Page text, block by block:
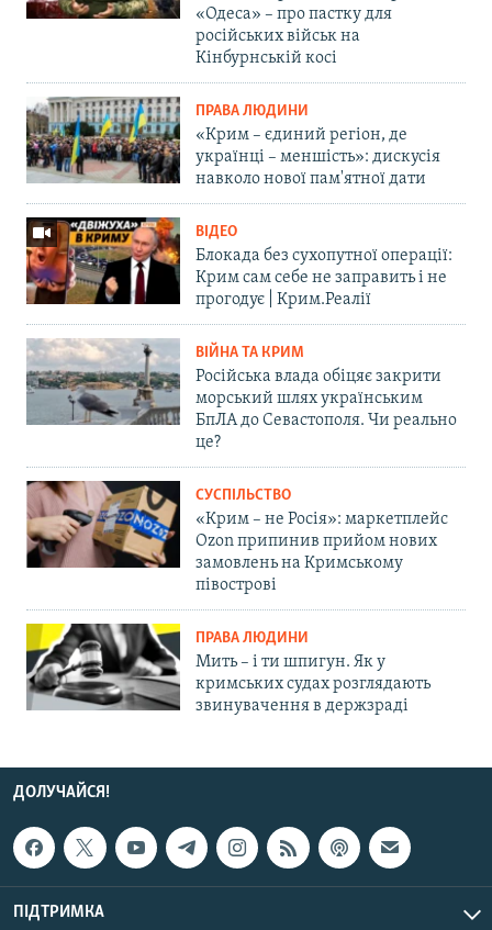
«Одеса» – про пастку для
російських військ на
Кінбурнській косі
ПРАВА ЛЮДИНИ
«Крим – єдиний регіон, де
українці – меншість»: дискусія
навколо нової пам'ятної дати
ВІДЕО
Блокада без сухопутної операції:
Крим сам себе не заправить і не
прогодує | Крим.Реалії
ВІЙНА ТА КРИМ
Російська влада обіцяє закрити
морський шлях українським
БпЛА до Севастополя. Чи реально
це?
СУСПІЛЬСТВО
«Крим – не Росія»: маркетплейс
Ozon припинив прийом нових
замовлень на Кримському
півострові
ПРАВА ЛЮДИНИ
Мить – і ти шпигун. Як у
кримських судах розглядають
звинувачення в держзраді
ДОЛУЧАЙСЯ!
ПІДТРИМКА